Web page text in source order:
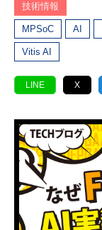
技術情報
MPSoC AI
Vitis AI
LINE X